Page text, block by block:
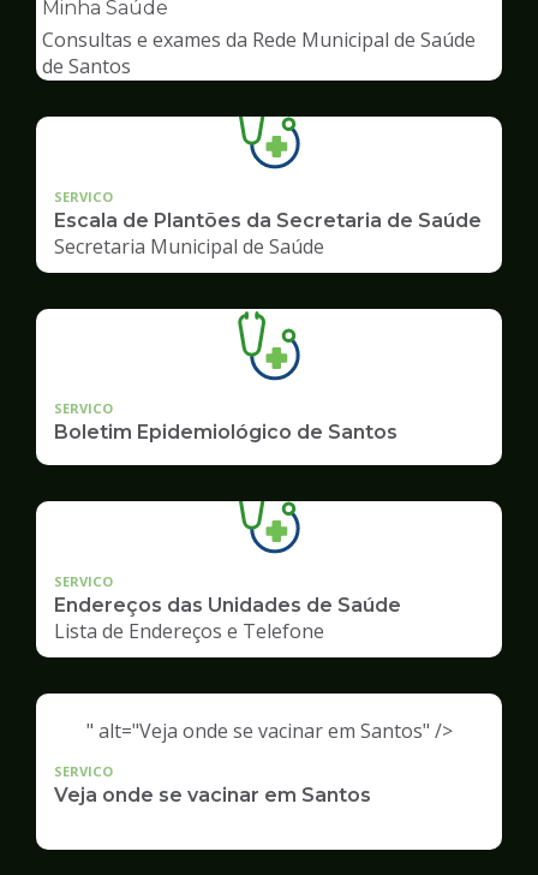
de
Saúde
Minha Saúde
Consultas e exames da Rede Municipal de Saúde
de Santos
SERVICO
Escala de Plantões da Secretaria de Saúde
Secretaria Municipal de Saúde
SERVICO
Boletim Epidemiológico de Santos
SERVICO
Endereços das Unidades de Saúde
Lista de Endereços e Telefone
" alt="Veja onde se vacinar em Santos" />
SERVICO
Veja onde se vacinar em Santos